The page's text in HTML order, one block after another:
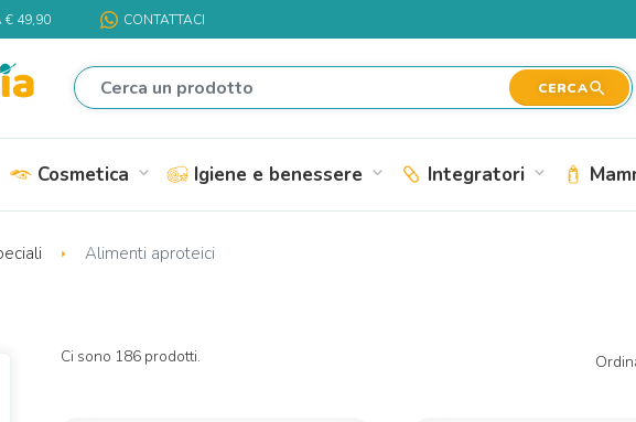
€ 49,90 CONTATTACI
CERCAsearch
Cosmetica expand_more Igiene e benessere expand_more Integratori expand_more
Alimenti aproteici
Ci sono 186 prodotti.